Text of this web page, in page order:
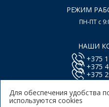
РЕЖИМ
ПН-ПТ с
НАШИ
+375
+375
+375
Для обеспечения удобства
используются cookies